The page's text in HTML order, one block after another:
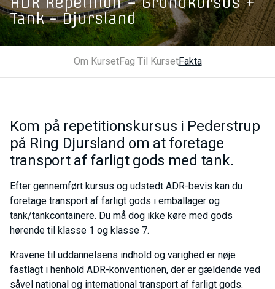
Tank - Djursland
Om KursetFag Til KursetFakta
Kom på repetitionskursus i Pederstrup
på Ring Djursland om at foretage
transport af farligt gods med tank.
Efter gennemført kursus og udstedt ADR-bevis kan du
foretage transport af farligt gods i emballager og
tank/tankcontainere. Du må dog ikke køre med gods
hørende til klasse 1 og klasse 7.
Kravene til uddannelsens indhold og varighed er nøje
fastlagt i henhold ADR-konventionen, der er gældende ved
såvel national og international transport af farligt gods.